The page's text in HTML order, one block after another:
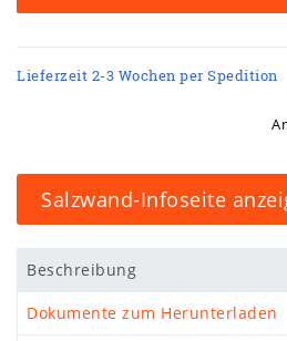
Lieferzeit 2-3 Wochen per Spedition
Salzwand-Infoseite
Beschreibung
Dokumente zum Herunterladen